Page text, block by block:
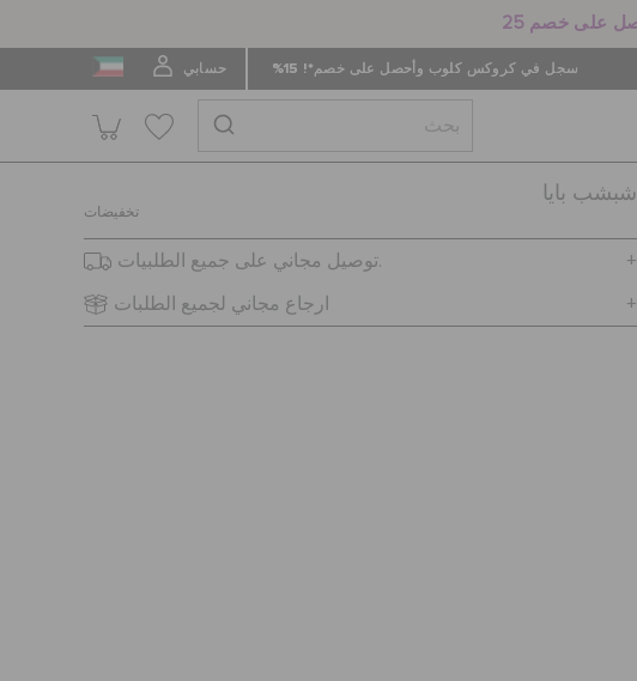
سجل في كروكس كلوب وأحصل على خصم*! 15% حسابي
شبشب بايا
تخفيضات
توصيل مجاني على جميع الطلبيات.
ارجاع مجاني لجميع الطلبات